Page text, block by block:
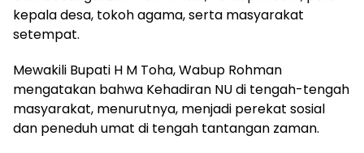
kepala desa, tokoh agama, serta masyarakat
setempat.
Mewakili Bupati H M Toha, Wabup Rohman
mengatakan bahwa Kehadiran NU di tengah-tengah
masyarakat, menurutnya, menjadi perekat sosial
dan peneduh umat di tengah tantangan zaman.